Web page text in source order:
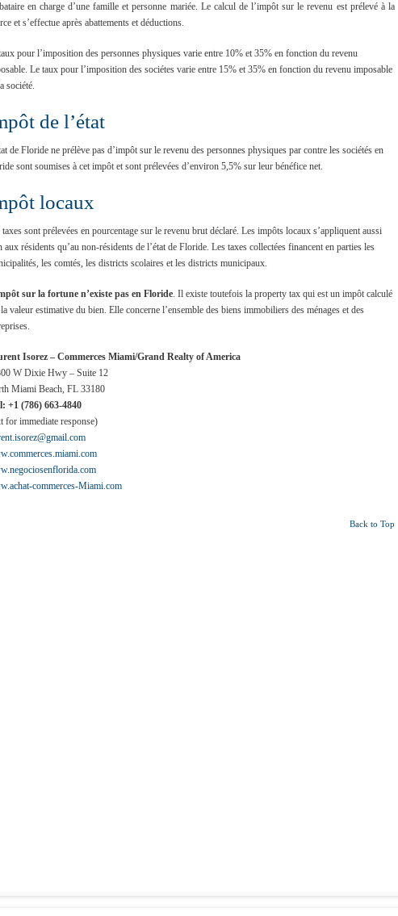
en charge d’une famille et personne mariée. Le calcul de l’impôt sur le revenu est prélevé à la
et s’effectue après abattements et déductions.
pour l’imposition des personnes physiques varie entre 10% et 35% en fonction du revenu
Le taux pour l’imposition des sociétes varie entre 15% et 35% en fonction du revenu imposable
société.
de l’état
de Floride ne prélève pas d’impôt sur le revenu des personnes physiques par contre les sociétés en
sont soumises à cet impôt et sont prélevées d’environ 5,5% sur leur bénéfice net.
locaux
taxes sont prélevées en pourcentage sur le revenu brut déclaré. Les impôts locaux s’appliquent aussi
aux résidents qu’au non-résidents de l’état de Floride. Les taxes collectées financent en parties les
les comtés, les districts scolaires et les districts municipaux.
sur la fortune n’existe pas en Floride. Il existe toutefois la property tax qui est un impôt calculé
valeur estimative du bien. Elle concerne l’ensemble des biens immobiliers des ménages et des
Isorez – Commerces Miami/Grand Realty of America
W Dixie Hwy – Suite 12
Miami Beach, FL 33180
+1 (786) 663-4840
for immediate response)
commerces-Miami.com
Back to Top